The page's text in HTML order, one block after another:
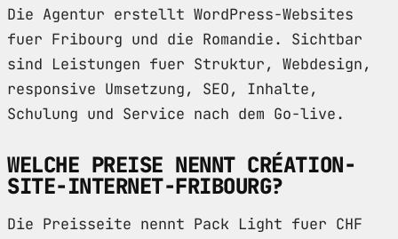
Die Agentur erstellt WordPress-Websites
fuer Fribourg und die Romandie. Sichtbar
sind Leistungen fuer Struktur, Webdesign,
responsive Umsetzung, SEO, Inhalte,
Schulung und Service nach dem Go-live.
WELCHE PREISE NENNT CRÉATION-
SITE-INTERNET-FRIBOURG?
Die Preisseite nennt Pack Light fuer CHF